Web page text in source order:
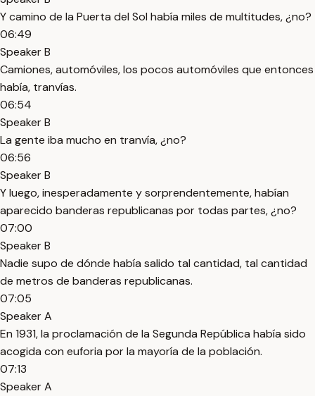
Y camino de la Puerta del Sol había miles de multitudes, ¿no?
06:49
Speaker B
Camiones, automóviles, los pocos automóviles que entonces
había, tranvías.
06:54
Speaker B
La gente iba mucho en tranvía, ¿no?
06:56
Speaker B
Y luego, inesperadamente y sorprendentemente, habían
aparecido banderas republicanas por todas partes, ¿no?
07:00
Speaker B
Nadie supo de dónde había salido tal cantidad, tal cantidad
de metros de banderas republicanas.
07:05
Speaker A
En 1931, la proclamación de la Segunda República había sido
acogida con euforia por la mayoría de la población.
07:13
Speaker A